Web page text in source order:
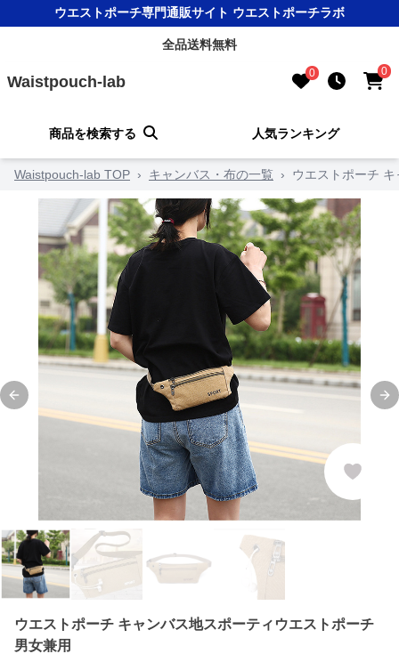
ウエストポーチ専門通販サイト ウエストポーチラボ
全品送料無料
Waistpouch-lab 0 0
商品を検索する 人気ランキング
Waistpouch-lab TOP › キャンバス・布の一覧 › ウエストポーチ
Previous slide
ウエストポーチ キャンバス地スポーティウエストポーチ
男女兼用